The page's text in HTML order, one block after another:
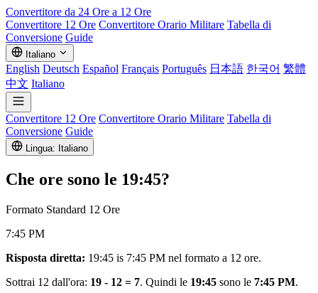
Convertitore da 24 Ore a 12 Ore
Convertitore 12 Ore Convertitore Orario Militare Tabella di
Conversione Guide
Italiano
English Deutsch Español Français Português 日本語 한국어 繁體
中文 Italiano
Convertitore 12 Ore Convertitore Orario Militare Tabella di
Conversione Guide
Lingua: Italiano
Che ore sono le 19:45?
Formato Standard 12 Ore
7:45 PM
Risposta diretta: 19:45 is 7:45 PM nel formato a 12 ore.
Sottrai 12 dall'ora: 19 - 12 = 7. Quindi le 19:45 sono le 7:45 PM.